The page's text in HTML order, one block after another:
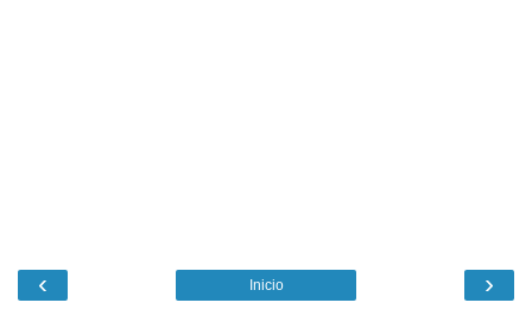
‹ ›
Inicio